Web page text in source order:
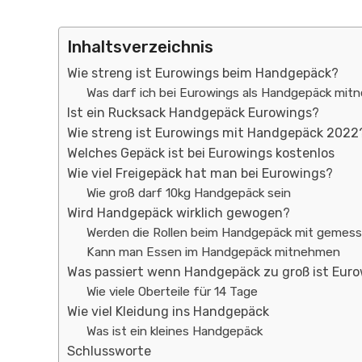
Inhaltsverzeichnis
Wie streng ist Eurowings beim Handgepäck?
Was darf ich bei Eurowings als Handgepäck
Ist ein Rucksack Handgepäck Eurowings?
Wie streng ist Eurowings mit Handgepäck
Welches Gepäck ist bei Eurowings kostenlos
Wie viel Freigepäck hat man bei Eurowings?
Wie groß darf 10kg Handgepäck sein
Wird Handgepäck wirklich gewogen?
Werden die Rollen beim Handgepäck mit
Kann man Essen im Handgepäck mitnehmen
Was passiert wenn Handgepäck zu groß ist
Wie viele Oberteile für 14 Tage
Wie viel Kleidung ins Handgepäck
Was ist ein kleines Handgepäck
Schlussworte